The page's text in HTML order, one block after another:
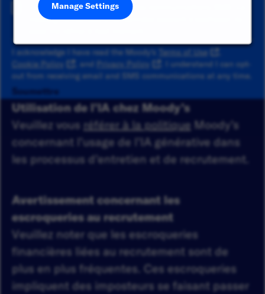
Manage Settings
Je consentement à recevoir des communications SMS. Le
message et les débits de données peuvent s'appliquer. Je
I acknowledge I have read the Moody's
Terms of Use
Cookie Policy
, and Privacy Policy
. I understand I can opt-
out from receiving email and SMS communications at any time.
Soumettre
Utilisation de l’IA chez Moody’s
Veuillez vous référer à la politique Moody’s
concernant l’usage de l’IA générative dans
les processus d’entretien et de recrutement.
Avertissement concernant les
escroqueries au recrutement
Veuillez noter que les escroqueries
financières liées au recrutement sont de
plus en plus fréquentes. Ces escroqueries
impliquent des imposteurs se faisant passer